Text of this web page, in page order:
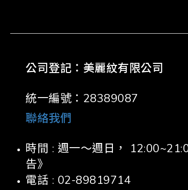
公司登記：美麗紋有限公司
統一編號：28389087
聯絡我們
時間 : 週一～週日，
告》
電話 : 02-89819714